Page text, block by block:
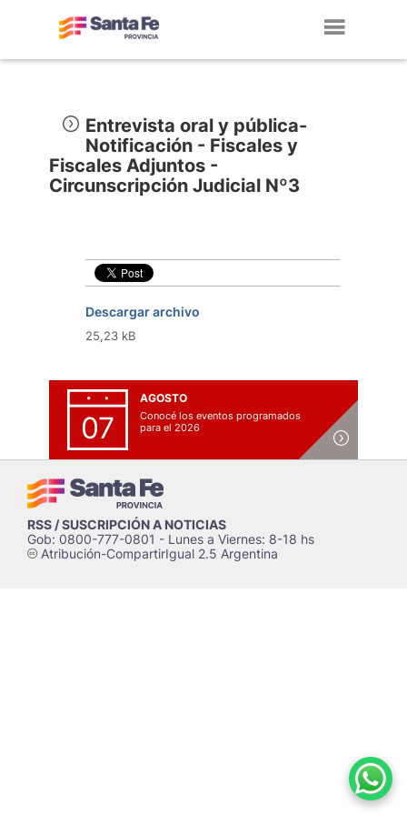
Entrevista oral y pública-
Notificación - Fiscales y
Fiscales Adjuntos -
Circunscripción Judicial Nº3
Descargar archivo
25,23 kB
07
AGOSTO
Conocé los eventos programados
para el 2026
RSS / SUSCRIPCIÓN A NOTICIAS
Gob: 0800-777-0801 - Lunes a Viernes: 8-18 hs
cAtribución-CompartirIgual 2.5 Argentina